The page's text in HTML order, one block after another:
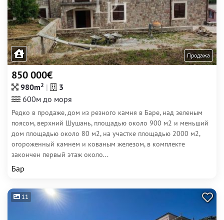
Продажа
850 000€
980m2
3
600м до моря
Редко в продаже, дом из резного камня в Баре, над зеленым
поясом, верхний Шушань, площадью около 900 м2 и меньший
дом площадью около 80 м2, на участке площадью 2000 м2,
огороженный камнем и кованым железом, в комплекте
закончен первый этаж около...
Бар
11